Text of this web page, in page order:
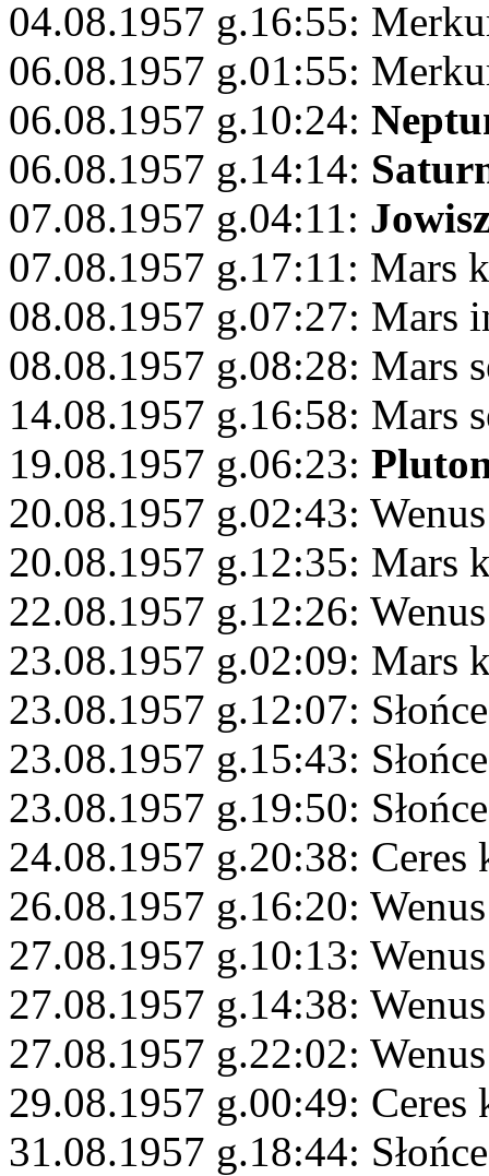
04.08.1957 g.16:55:
06.08.1957 g.01:55:
06.08.1957 g.10:24:
06.08.1957 g.14:14:
07.08.1957 g.04:11:
07.08.1957 g.17:11: Mars
08.08.1957 g.07:27: Mars
08.08.1957 g.08:28: Mars
14.08.1957 g.16:58: Mars
19.08.1957 g.06:23:
20.08.1957 g.02:43:
20.08.1957 g.12:35: Mars
22.08.1957 g.12:26:
23.08.1957 g.02:09: Mars
23.08.1957 g.12:07:
23.08.1957 g.15:43:
23.08.1957 g.19:50:
24.08.1957 g.20:38:
26.08.1957 g.16:20:
27.08.1957 g.10:13:
27.08.1957 g.14:38:
27.08.1957 g.22:02:
29.08.1957 g.00:49: Ceres
31.08.1957 g.18:44: